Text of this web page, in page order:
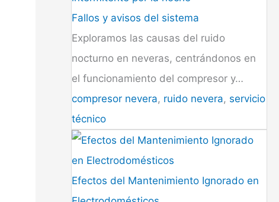
Fallos y avisos del sistema
Exploramos las causas del ruido
nocturno en neveras, centrándonos en
el funcionamiento del compresor y…
compresor nevera, ruido nevera, servicio
técnico
Efectos del Mantenimiento Ignorado en